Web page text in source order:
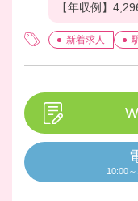
【年収例】
新着求人
10:00